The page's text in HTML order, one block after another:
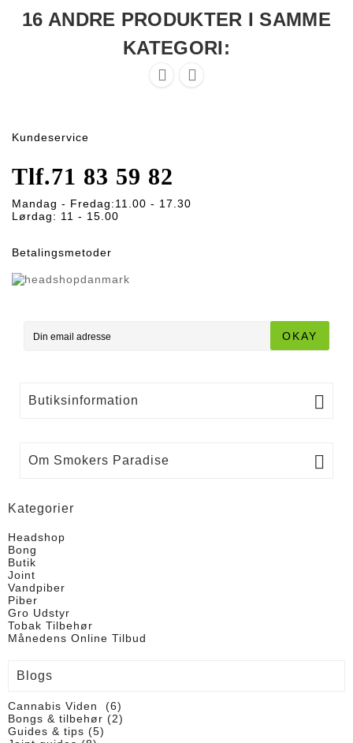
16 ANDRE PRODUKTER I SAMME
KATEGORI:
 
Kundeservice
Tlf.71 83 59 82
Mandag - Fredag:11.00 - 17.30
Lørdag: 11 - 15.00
Betalingsmetoder
OKAY
Butiksinformation 
Om Smokers Paradise 
Kategorier
Headshop
Bong
Butik
Joint
Vandpiber
Piber
Gro Udstyr
Tobak Tilbehør
Månedens Online Tilbud
Blogs
Cannabis Viden (6)
Bongs & tilbehør (2)
Guides & tips (5)